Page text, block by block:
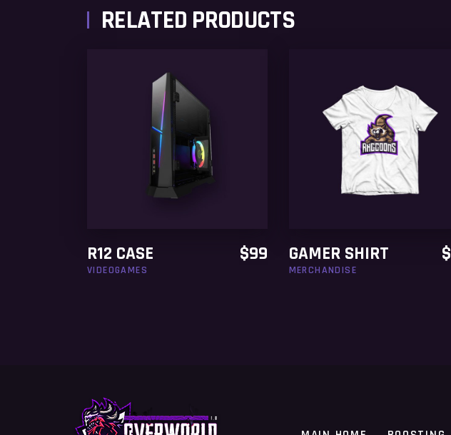
RELATED PRODUCTS
ADD TO CART
R12 CASE $99
VIDEOGAMES
ADD TO CART
GAMER SHIRT $
MERCHANDISE